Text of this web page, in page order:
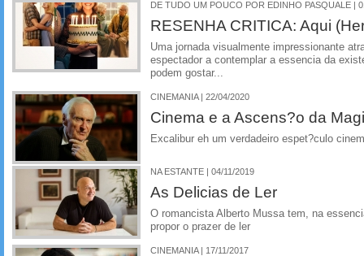
DE TUDO UM POUCO POR EDINHO PASQUALE |
RESENHA CRITICA: Aqui
Uma jornada visualmente impressionante
espectador a contemplar a essencia da
podem gostar...
CINEMANIA | 22/04/2020
Cinema e a Ascens?o da
Excalibur eh um verdadeiro espet?culo
NA ESTANTE | 04/11/2019
As Delicias de Ler
O romancista Alberto Mussa tem, na
propor o prazer de ler
CINEMANIA | 17/11/2017